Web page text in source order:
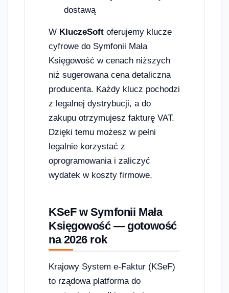
dostawą
W KluczeSoft oferujemy klucze
cyfrowe do Symfonii Mała
Księgowość w cenach niższych
niż sugerowana cena detaliczna
producenta. Każdy klucz pochodzi
z legalnej dystrybucji, a do
zakupu otrzymujesz fakturę VAT.
Dzięki temu możesz w pełni
legalnie korzystać z
oprogramowania i zaliczyć
wydatek w koszty firmowe.
KSeF w Symfonii Mała
Księgowość — gotowość
na 2026 rok
Krajowy System e-Faktur (KSeF)
to rządowa platforma do